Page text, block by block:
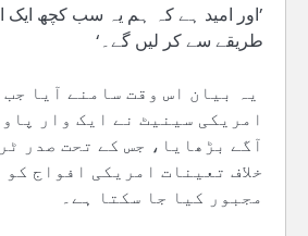
’اور امید ہے کہ ہم یہ سب کچھ ایک
طریقے سے کر لیں گے۔‘
یہ بیان اس وقت سامنے آیا
امریکی سینیٹ نے ایک وار
آگے بڑھایا، جس کے تحت صدر
خلاف تعینات امریکی افواج کو
مجبور کیا جا سکتا ہے۔